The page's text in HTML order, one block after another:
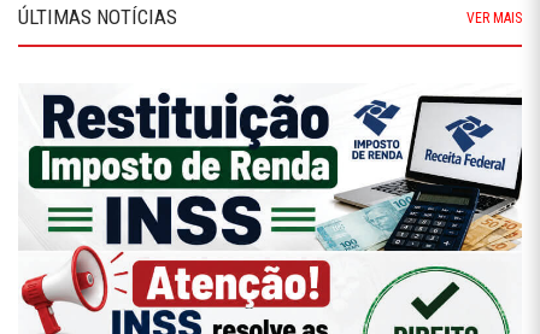
ÚLTIMAS NOTÍCIAS VER MAIS